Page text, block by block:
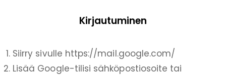
Kirjautuminen
Siirry sivulle https://mail.google.com/
Lisää Google-tilisi sähköpostiosoite tai